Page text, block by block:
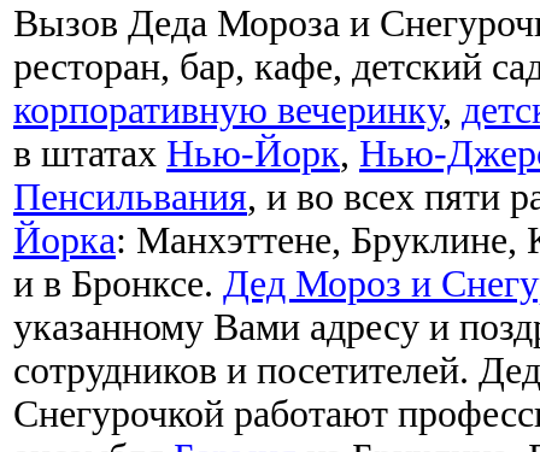
Вызов Деда Мороза и
ресторан, бар, кафе, детский
корпоративную вечеринку,
в штатах Нью-Йорк, Нью-
Пенсильвания, и во всех пяти
Йорка: Манхэттене, Бруклине,
и в Бронксе. Дед Мороз и
указанному Вами адресу и
сотрудников и посетителей.
Снегурочкой работают